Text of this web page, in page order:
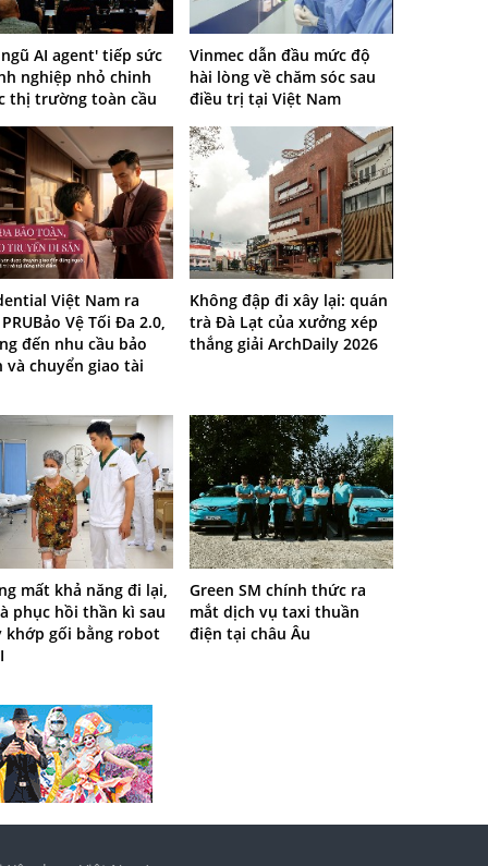
AI agent' tiếp sức
nghiệp nhỏ chinh
thị trường toàn cầu
Vinmec dẫn đầu mức độ
hài lòng về chăm sóc sau
điều trị tại Việt Nam
Việt Nam ra
Vệ Tối Đa 2.0,
đến nhu cầu bảo
và chuyển giao tài
Không đập đi xây lại: quán
trà Đà Lạt của xưởng xép
thắng giải ArchDaily 2026
mất khả năng đi lại,
phục hồi thần kì sau
khớp gối bằng robot
Green SM chính thức ra
mắt dịch vụ taxi thuần
điện tại châu Âu